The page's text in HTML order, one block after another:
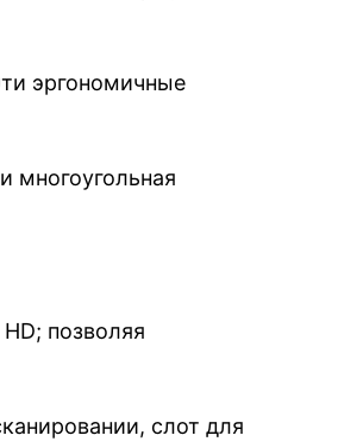
эргономичные
многоугольная
позволяя
слот для